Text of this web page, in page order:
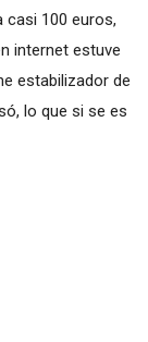
casi 100 euros,
internet estuve
estabilizador de
lo que si se es